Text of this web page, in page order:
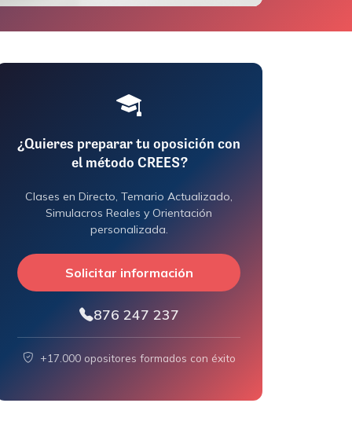
¿Quieres preparar tu oposición con
el método CREES?
Clases en Directo, Temario Actualizado,
Simulacros Reales y Orientación
personalizada.
Solicitar información
876 247 237
+17.000 opositores formados con éxito